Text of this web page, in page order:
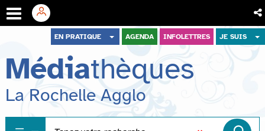
menu
contenu
recherche
EN PRATIQUE AGENDA INFOLETTRES JE SUIS
Médiathèques
La Rochelle Agglo